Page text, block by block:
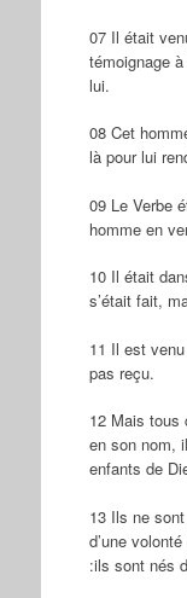
07 Il était
témoignage
lui.
08 Cet
là pour lui
09 Le Verbe
homme en
10 Il était
s’était fait,
11 Il est
pas reçu.
12 Mais tous
en son nom,
enfants de
13 Ils ne
d’une
:ils sont nés